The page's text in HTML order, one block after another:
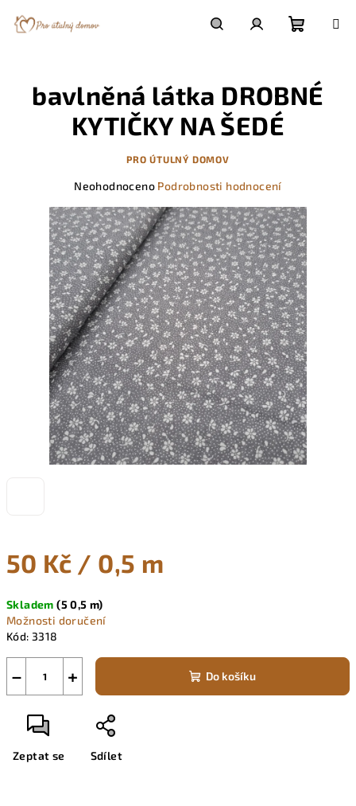
košík
50 Kč / 0,5 m
cena:
Skladem(5 0,5 m)
Možnosti doručení
Kód: 3318
+
− Do košíku
Zeptat se Sdílet
bavlněná látka DROBNÉ
KYTIČKY NA ŠEDÉ
PRO ÚTULNÝ DOMOV
Průměrné
produktu
je
0,0
z
5
hvězdiček.
Neohodnoceno Podrobnosti hodnocení